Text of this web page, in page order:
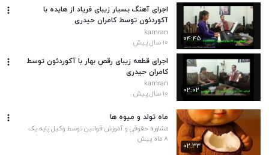
۰۴:۴۵
اجرای آهنگ بسیار زیبای فریاد از هایده با
آکوردئون توسط کامران حیدری
kamran
۱۰ سال پیش
۰۲:۰۲
اجرای قطعه زیبای رقص بهار با آکوردئون توسط
کامران حیدری
kamran
۱۰ سال پیش
۰۲:۳۳
ماه تولد و میوه ها
مشاوره حقوقی و آموزش‌ قوانین توسط وکیل پایه یک
دادگستری و زنگ تفریح
۸ ماه پیش